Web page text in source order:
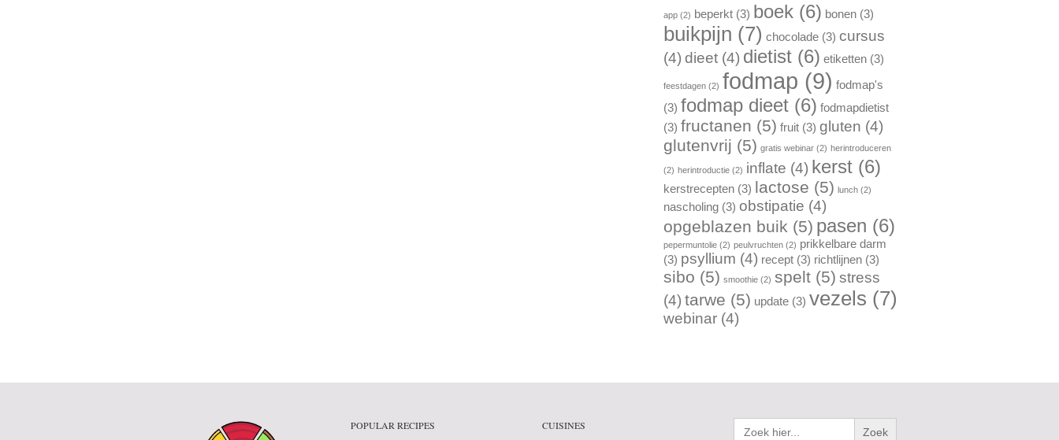
app (2) beperkt (3) boek (6) bonen (3)
buikpijn (7) chocolade (3) cursus
(4) dieet (4) dietist (6) etiketten (3)
feestdagen (2) fodmap (9) fodmap's
(3) fodmap dieet (6) fodmapdietist
(3) fructanen (5) fruit (3) gluten (4)
glutenvrij (5) gratis webinar (2) herintroduceren
(2) herintroductie (2) inflate (4) kerst (6)
kerstrecepten (3) lactose (5) lunch (2)
nascholing (3) obstipatie (4)
opgeblazen buik (5) pasen (6)
pepermuntolie (2) peulvruchten (2) prikkelbare darm
(3) psyllium (4) recept (3) richtlijnen (3)
sibo (5) smoothie (2) spelt (5) stress
(4) tarwe (5) update (3) vezels (7)
webinar (4)
POPULAR RECIPES CUISINES
Zoek
naar: